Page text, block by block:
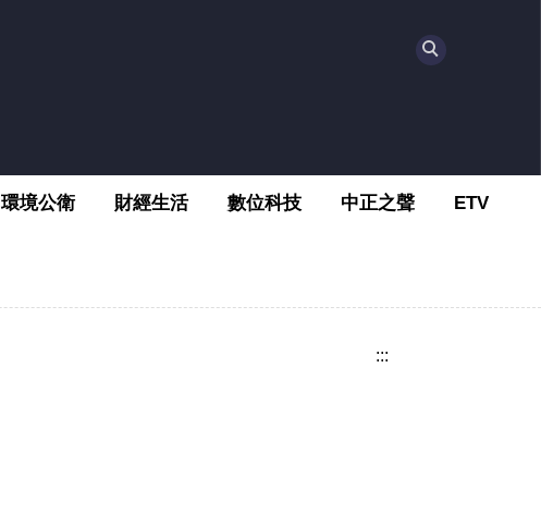
環境公衛 財經生活 數位科技 中正之聲 ETV
:::